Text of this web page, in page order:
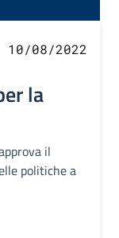
10/08/2022
la
il
politiche a